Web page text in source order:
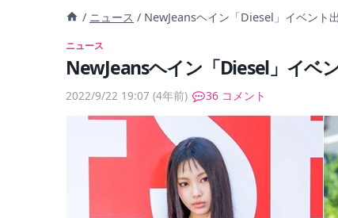
/ ニュース / NewJeansヘイン「Diesel」イベント
ニュース
NewJeansヘイン「Diesel」イベ
2022/9/22 19:07 (4年前) 36 コメント